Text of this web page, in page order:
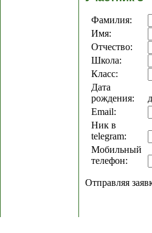
Фамилия:
Имя:
Отчество:
Школа:
Класс:
Дата
рождения:
Email:
Ник в
telegram:
Мобильный
телефон:
Отправляя